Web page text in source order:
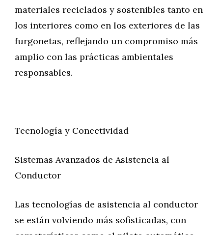
materiales reciclados y sostenibles tanto en
los interiores como en los exteriores de las
furgonetas, reflejando un compromiso más
amplio con las prácticas ambientales
responsables.
Tecnología y Conectividad
Sistemas Avanzados de Asistencia al
Conductor
Las tecnologías de asistencia al conductor
se están volviendo más sofisticadas, con